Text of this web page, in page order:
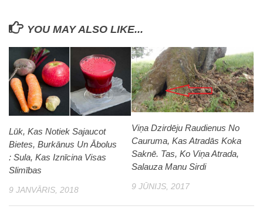
YOU MAY ALSO LIKE...
Lūk, Kas Notiek Sajaucot
Bietes, Burkānus Un Ābolus
: Sula, Kas Iznīcina Visas
Slimības
9 JANVĀRIS, 2018
Viņa Dzirdēju Raudienus No
Cauruma, Kas Atradās Koka
Saknē. Tas, Ko Viņa Atrada,
Salauza Manu Sirdi
9 JŪNIJS, 2017